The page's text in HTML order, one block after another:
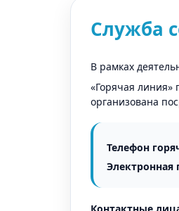
Служба
В рамках
«Горячая линия»
организована
Телефон
Электронная